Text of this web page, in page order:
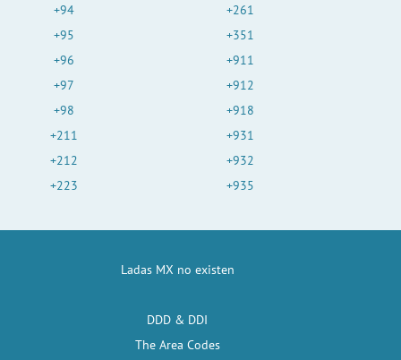
+94
+95
+96
+97
+98
+211
+212
+223
+261
+351
+911
+912
+918
+931
+932
+935
Ladas MX no existen
DDD & DDI
The Area Codes